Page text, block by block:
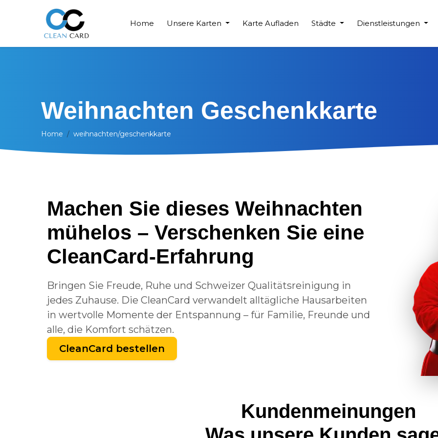
Home Unsere Karten Karte Aufladen Städte Dienstleistungen
Weihnachten Geschenkkarte
Home weihnachten/geschenkkarte
Machen Sie dieses Weihnachten
mühelos – Verschenken Sie eine
CleanCard-Erfahrung
Bringen Sie Freude, Ruhe und Schweizer Qualitätsreinigung in
jedes Zuhause. Die CleanCard verwandelt alltägliche Hausarbeiten
in wertvolle Momente der Entspannung – für Familie, Freunde und
alle, die Komfort schätzen.
CleanCard bestellen
Kundenmeinungen